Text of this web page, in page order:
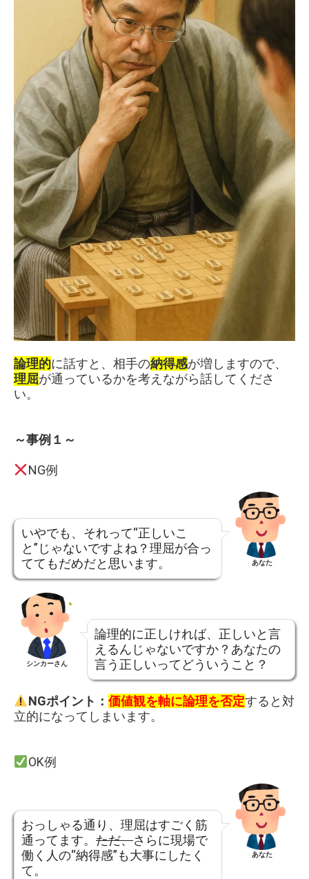
論理的に話すと、相手の納得感が増しますので、
理屈が通っているかを考えながら話してくださ
い。
～事例１～
NG例
いやでも、それって“正しいこ
と”じゃないですよね？理屈が合っ
ててもだめだと思います。
あなた
シンカーさん
論理的に正しければ、正しいと言
えるんじゃないですか？あなたの
言う正しいってどういうこと？
NGポイント： 価値観を軸に論理を否定すると対
立的になってしまいます。
OK例
おっしゃる通り、理屈はすごく筋
通ってます。 ただ、さらに現場で
働く人の“納得感”も大事にしたく
て。
あなた